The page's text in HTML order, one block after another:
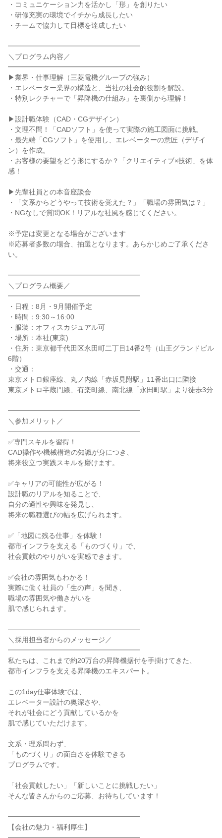
・コミュニケーション力を活かし「形」を創りたい
・研修充実の環境でイチから成長したい
・チームで協力して目標を達成したい
━━━━━━━━━━━━━━━━━━━
＼プログラム内容／
━━━━━━━━━━━━━━━━━━━
▶業界・仕事理解（三菱電機グループの強み）
・エレベーター業界の構造と、当社の社会的役割を解説。
・特別レクチャーで「昇降機の仕組み」を裏側から理解！
▶設計職体験（CAD・CGデザイン）
・文理不問！「CADソフト」を使って実際の施工図面に挑戦。
・最先端「CGソフト」を使用し、エレベーターの意匠（デザイ
ン）を作成。
・お客様の要望をどう形にするか？「クリエイティブ×技術」を体
感！
▶先輩社員との本音座談会
・「文系からどうやって技術を覚えた？」「職場の雰囲気は？」
・NGなしで質問OK！リアルな社風を感じてください。
※予定は変更となる場合がございます
※応募者多数の場合、抽選となります。あらかじめご了承くださ
い。
━━━━━━━━━━━━━━━━━━━
＼プログラム概要／
━━━━━━━━━━━━━━━━━━━
・日程：8月・9月開催予定
・時間：9:30～16:00
・服装：オフィスカジュアル可
・場所：本社(東京)
・住所：東京都千代田区永田町二丁目14番2号（山王グランドビル
6階）
・交通：
東京メトロ銀座線、丸ノ内線「赤坂見附駅」11番出口に隣接
東京メトロ半蔵門線、有楽町線、南北線「永田町駅」より徒歩3分
━━━━━━━━━━━━━━━━━━━
＼参加メリット／
━━━━━━━━━━━━━━━━━━━
✅専門スキルを習得！
CAD操作や機械構造の知識が身につき、
将来役立つ実践スキルを磨けます。
✅キャリアの可能性が広がる！
設計職のリアルを知ることで、
自分の適性や興味を発見し、
将来の職種選びの幅を広げられます。
✅「地図に残る仕事」を体験！
都市インフラを支える「ものづくり」で、
社会貢献のやりがいを実感できます。
✅会社の雰囲気もわかる！
実際に働く社員の「生の声」を聞き、
職場の雰囲気や働きがいを
肌で感じられます。
━━━━━━━━━━━━━━━━━━━
＼採用担当者からのメッセージ／
━━━━━━━━━━━━━━━━━━━
私たちは、これまで約20万台の昇降機据付を手掛けてきた、
都市インフラを支える昇降機のエキスパート。
この1day仕事体験では、
エレベーター設計の奥深さや、
それが社会にどう貢献しているかを
肌で感じていただけます。
文系・理系問わず、
「ものづくり」の面白さを体験できる
プログラムです。
「社会貢献したい」「新しいことに挑戦したい」
そんな皆さんからのご応募、お待ちしています！
━━━━━━━━━━━━━━━━━━━
【会社の魅力・福利厚生】